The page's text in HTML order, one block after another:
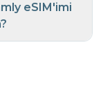
eSIM'imi